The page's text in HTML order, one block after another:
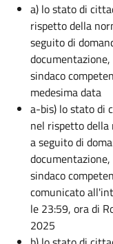
a) lo stato di
rispetto della
seguito di
sindaco
medesima data
a-bis) lo stato di
nel rispetto della
a seguito di
sindaco
comunicato
le 23:59, ora di
2025